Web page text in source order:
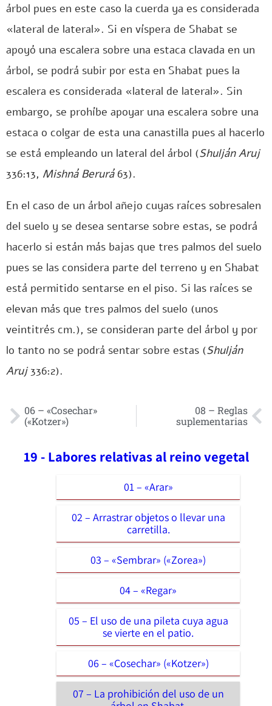
árbol pues en este caso la cuerda ya es considerada
«lateral de lateral». Si en víspera de Shabat se
apoyó una escalera sobre una estaca clavada en un
árbol, se podrá subir por esta en Shabat pues la
escalera es considerada «lateral de lateral». Sin
embargo, se prohíbe apoyar una escalera sobre una
estaca o colgar de esta una canastilla pues al hacerlo
se está empleando un lateral del árbol (Shulján Aruj
336:13, Mishná Berurá63).
En el caso de un árbol añejo cuyas raíces sobresalen
del suelo y se desea sentarse sobre estas, se podrá
hacerlo si están más bajas que tres palmos del suelo
pues se las considera parte del terreno y en Shabat
está permitido sentarse en el piso. Si las raíces se
elevan más que tres palmos del suelo (unos
veintitrés cm.), se consideran parte del árbol y por
lo tanto no se podrá sentar sobre estas (Shulján
Aruj336:2).
06 – «Cosechar»
(«Kotzer»)
08 – Reglas
suplementarias
19 - Labores relativas al reino vegetal
01 – «Arar»
02 – Arrastrar objetos o llevar una
carretilla.
03 – «Sembrar» («Zorea»)
04 – «Regar»
05 – El uso de una pileta cuya agua
se vierte en el patio.
06 – «Cosechar» («Kotzer»)
07 – La prohibición del uso de un